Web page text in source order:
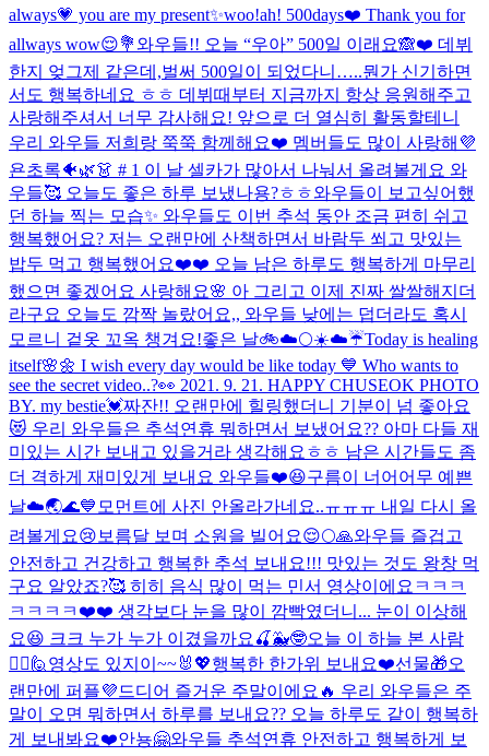
always💗 you are my present✨woo!ah! 500days❤️ Thank you for
allways wow😌💐와우들!! 오늘 “우아” 500일 이래요🙈❤️ 데뷔
한지 엊그제 같은데,벌써 500일이 되었다니…..뭔가 신기하면
서도 행복하네요 ㅎㅎ 데뷔때부터 지금까지 항상 응원해주고
사랑해주셔서 너무 감사해요! 앞으로 더 열심히 활동할테니
우리 와우들 저희랑 쭉쭉 함께해요❤️ 멤버들도 많이 사랑해💜
욘초록🐠🌿👗 # 1 이 날 셀카가 많아서 나눠서 올려볼게요 와
우들🥰 오늘도 좋은 하루 보냈나용?ㅎㅎ와우들이 보고싶어했
던 하늘 찍는 모습✨ 와우들도 이번 추석 동안 조금 편히 쉬고
행복했어요? 저는 오랜만에 산책하면서 바람두 쐬고 맛있는
밥두 먹고 행복했어요❤️❤️ 오늘 남은 하루도 행복하게 마무리
했으면 좋겠어요 사랑해요🌸 아 그리고 이제 진짜 쌀쌀해지더
라구요 오늘도 깜짝 놀랐어요,, 와우들 낮에는 덥더라도 혹시
모르니 겉옷 꼬옥 챙겨요!좋은 날🚲☁️🌕☀️☁️☔️Today is healing
itself🌸🌼 I wish every day would be like today 💙 Who wants to
see the secret video..?👀 2021. 9. 21. HAPPY CHUSEOK PHOTO
BY. my bestie💓짜잔!! 오랜만에 힐링했더니 기분이 넘 좋아요
😻 우리 와우들은 추석연휴 뭐하면서 보냈어요?? 아마 다들 재
미있는 시간 보내고 있을거라 생각해요ㅎㅎ 남은 시간들도 좀
더 격하게 재미있게 보내요 와우들❤️😆구름이 너어어무 예쁜
날☁️🌏🌊💙 모먼트에 사진 안올라가네요..ㅠㅠㅠ 내일 다시 올
려볼게요😢 보름달 보며 소원을 빌어요😌🌕🙏와우들 즐겁고
안전하고 건강하고 행복한 추석 보내요!!! 맛있는 것도 왕창 먹
구요 알았죠?🥰 히히 음식 많이 먹는 민서 영상이에요ㅋㅋㅋ
ㅋㅋㅋㅋ❤️❤️ 생각보다 눈을 많이 깜빡였더니... 눈이 이상해
요😆 크크 누가 누가 이겼을까요🍒🐳🤓오늘 이 하늘 본 사람
🙋‍♀️🙋 영상도 있지이~~🐰💖행복한 한가위 보내요❤️선물🎁오
랜만에 퍼플💜드디어 즐거운 주말이에요🔥 우리 와우들은 주
말이 오면 뭐하면서 하루를 보내요?? 오늘 하루도 같이 행복하
게 보내봐요❤️안뇽🤗와우들 추석연휴 안전하고 행복하게 보